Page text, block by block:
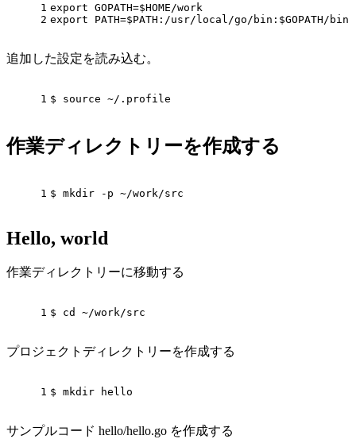
1
2
export GOPATH=$HOME/work
export PATH=$PATH:/usr/local/go/bin:$GOPATH/bin
追加した設定を読み込む。
1 $ source ~/.profile
作業ディレクトリーを作成する
1 $ mkdir -p ~/work/src
Hello, world
作業ディレクトリーに移動する
1 $ cd ~/work/src
プロジェクトディレクトリーを作成する
1 $ mkdir hello
サンプルコード hello/hello.go を作成する